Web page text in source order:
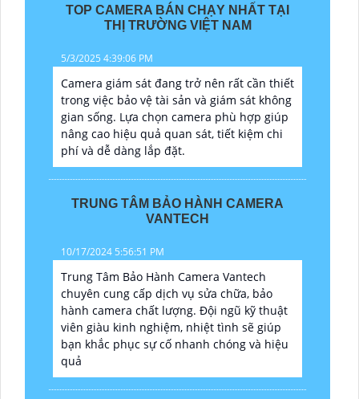
TOP CAMERA BÁN CHẠY NHẤT TẠI
THỊ TRƯỜNG VIỆT NAM
5/3/2025 4:39:06 PM
Camera giám sát đang trở nên rất cần thiết
trong việc bảo vệ tài sản và giám sát không
gian sống. Lựa chọn camera phù hợp giúp
nâng cao hiệu quả quan sát, tiết kiệm chi
phí và dễ dàng lắp đặt.
TRUNG TÂM BẢO HÀNH CAMERA
VANTECH
10/17/2024 5:56:51 PM
Trung Tâm Bảo Hành Camera Vantech
chuyên cung cấp dịch vụ sửa chữa, bảo
hành camera chất lượng. Đội ngũ kỹ thuật
viên giàu kinh nghiệm, nhiệt tình sẽ giúp
bạn khắc phục sự cố nhanh chóng và hiệu
quả